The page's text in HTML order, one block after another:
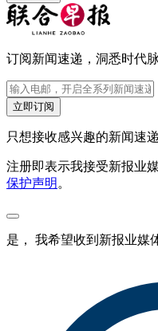
订阅新闻速递，洞悉时代脉
立即订阅
只想接收感兴趣的新闻速
注册即表示我接受新报业
保护声明 。
是， 我希望收到新报业媒